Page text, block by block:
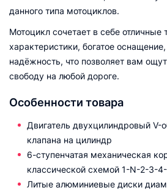
данного типа мотоциклов.
Мотоцикл сочетает в себе отличные
характеристики, богатое
надёжность, что позволяет вам
свободу на любой дороге.
Особенности товара
Двигатель двухцилиндровый V-
клапана на цилиндр
6-ступенчатая механическая
классической схемой 1-N-2-3-
Литые алюминиевые диски